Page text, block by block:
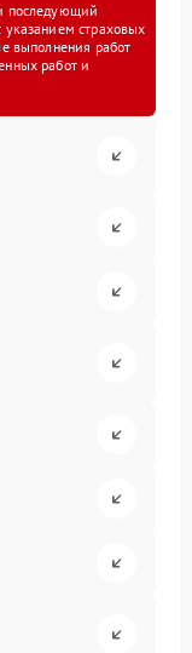
последующий
указанием страховых
выполнения работ
работ и